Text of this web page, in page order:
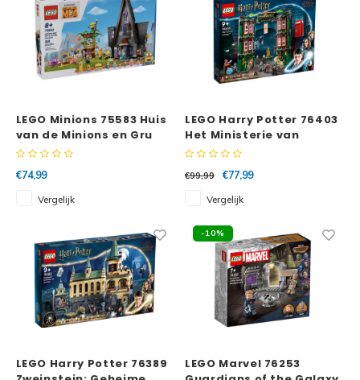
LEGO Minions 75583 Huis
van de Minions en Gru
€74,99
Vergelijk
LEGO Harry Potter 76403
Het Ministerie van
Toverkunst™
€99,99
€77,99
Vergelijk
LEGO Harry Potter 76389
-10%
LEGO Marvel 76253